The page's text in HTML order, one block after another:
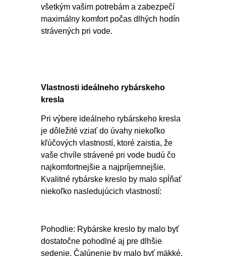
všetkým vašim potrebám a zabezpečí
maximálny komfort počas dlhých hodín
strávených pri vode.
Vlastnosti ideálneho rybárskeho
kresla
Pri výbere ideálneho rybárskeho kresla
je dôležité vziať do úvahy niekoľko
kľúčových vlastností, ktoré zaistia, že
vaše chvíle strávené pri vode budú čo
najkomfortnejšie a najpríjemnejšie.
Kvalitné rybárske kreslo by malo spĺňať
niekoľko nasledujúcich vlastností:
Pohodlie: Rybárske kreslo by malo byť
dostatočne pohodlné aj pre dlhšie
sedenie. Čalúnenie by malo byť mäkké,